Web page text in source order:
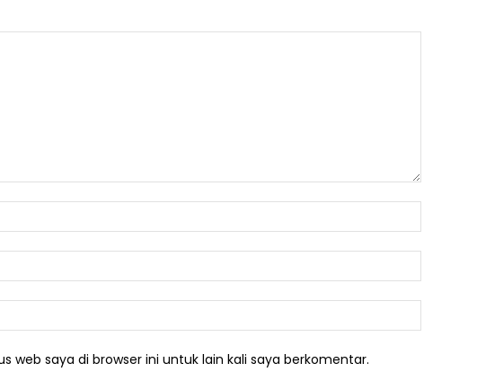
web saya di browser ini untuk lain kali saya berkomentar.